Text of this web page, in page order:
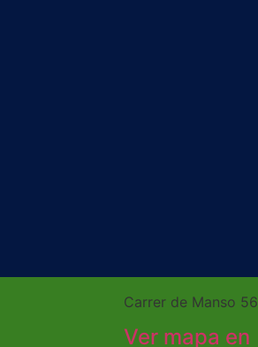
Carrer de Manso 56
Ver mapa en